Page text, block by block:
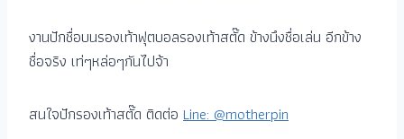
งานปักชื่อบนรองเท้าฟุตบอลรองเท้าสตั๊ด ข้างนึงชื่อเล่น อีกข้าง
ชื่อจริง เท่ๆหล่อๆกันไปจ้า
สนใจปักรองเท้าสตั๊ด ติดต่อ Line: @motherpin